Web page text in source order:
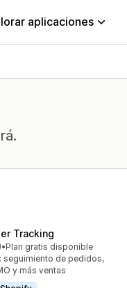
aplicaciones
Tracking
en total
•Plan gratis disponible
seguimiento de pedidos,
y más ventas